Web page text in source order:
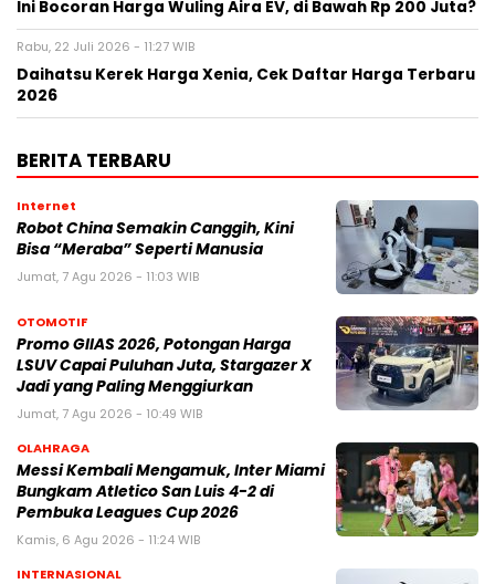
Ini Bocoran Harga Wuling Aira EV, di Bawah Rp 200 Juta?
Rabu, 22 Juli 2026 - 11:27 WIB
Daihatsu Kerek Harga Xenia, Cek Daftar Harga Terbaru
2026
BERITA TERBARU
Internet
Robot China Semakin Canggih, Kini
Bisa “Meraba” Seperti Manusia
Jumat, 7 Agu 2026 - 11:03 WIB
OTOMOTIF
Promo GIIAS 2026, Potongan Harga
LSUV Capai Puluhan Juta, Stargazer X
Jadi yang Paling Menggiurkan
Jumat, 7 Agu 2026 - 10:49 WIB
OLAHRAGA
Messi Kembali Mengamuk, Inter Miami
Bungkam Atletico San Luis 4-2 di
Pembuka Leagues Cup 2026
Kamis, 6 Agu 2026 - 11:24 WIB
INTERNASIONAL